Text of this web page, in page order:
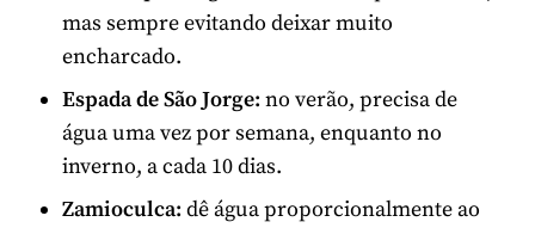
mas sempre evitando deixar muito
encharcado.
Espada de São Jorge: no verão, precisa de
água uma vez por semana, enquanto no
inverno, a cada 10 dias.
Zamioculca: dê água proporcionalmente ao